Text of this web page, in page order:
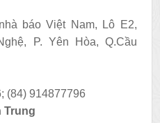
báo Việt Nam, Lô E2,
P. Yên Hòa, Q.Cầu
(84) 914877796
Trung